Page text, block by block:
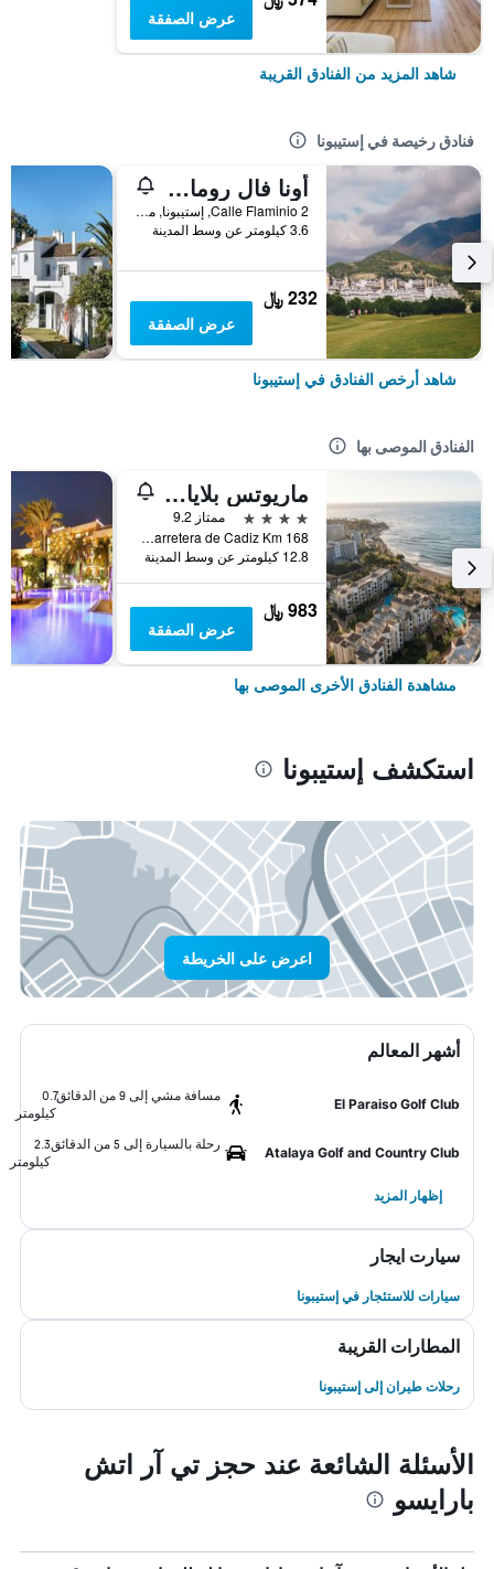
عرض الصفقة
شاهد المزيد من الفنادق القريبة
فنادق رخيصة في إستيبونا
أونا فال رومانو غولف & ريزورت
Calle Flaminio 2, إستيبونا, منطقة أندلوسيا, أسبانيا
3.6 كيلومتر عن وسط المدينة
232 ﷼
عرض الصفقة
شاهد أرخص الفنادق في إستيبونا
الفنادق الموصى بها
ماريوتس بلايا أندالوسا
4 نجوم
ممتاز 9.2
Carretera de Cadiz Km 168, إستيبونا, منطقة أندلوسيا, أسبانيا
12.8 كيلومتر عن وسط المدينة
983 ﷼
عرض الصفقة
مشاهدة الفنادق الأخرى الموصى بها
استكشف إستيبونا
اعرض على الخريطة
أشهر المعالم
El Paraiso Golf Club
مسافة مشي إلى 9 من الدقائق
0.7
كيلومتر
Atalaya Golf and Country Club
رحلة بالسيارة إلى 5 من الدقائق
2.3
كيلومتر
إظهار المزيد
سيارت ايجار
سيارات للاستئجار في إستيبونا
المطارات القريبة
رحلات طيران إلى إستيبونا
الأسئلة الشائعة عند حجز تي آر اتش
بارايسو